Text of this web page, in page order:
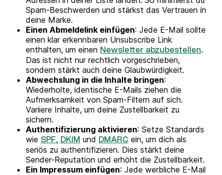
Spam-Beschwerden und stärkst das Vertrauen in
deine Marke.
Einen Abmeldelink einfügen: Jede E-Mail sollte
einen klar erkennbaren Unsubscribe Link
enthalten, um einen Newsletter abzubestellen.
Das ist nicht nur rechtlich vorgeschrieben,
sondern stärkt auch deine Glaubwürdigkeit.
Abwechslung in die Inhalte bringen:
Wiederholte, identische E-Mails ziehen die
Aufmerksamkeit von Spam-Filtern auf sich.
Variiere Inhalte, um deine Zustellbarkeit zu
sichern.
Authentifizierung aktivieren: Setze Standards
wie SPF, DKIM und DMARC ein, um dich als
seriös zu authentifizieren. Dies stärkt deine
Sender-Reputation und erhöht die Zustellbarkeit.
Ein Impressum einfügen: Jede werbliche E-Mail